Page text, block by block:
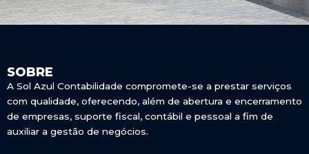
SOBRE
A Sol Azul Contabilidade compromete-se a prestar serviços
com qualidade, oferecendo, além de abertura e encerramento
de empresas, suporte fiscal, contábil e pessoal a fim de
auxiliar a gestão de negócios.